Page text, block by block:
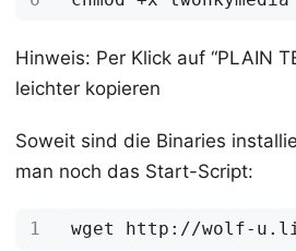
Hinweis: Per Klick auf “PLAIN
leichter kopieren
Soweit sind die Binaries
man noch das Start-Script: